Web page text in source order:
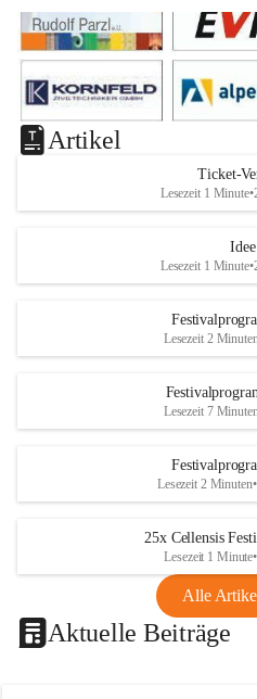
Artikel
Ticket-
Lesezeit 1 Minute•
Idee
Lesezeit 1 Minute•
Lesezeit 2
Lesezeit 7
Lesezeit 2 Minuten•
25x Cellensis
Lesezeit 1 Minute•
Alle
Aktuelle Beiträge